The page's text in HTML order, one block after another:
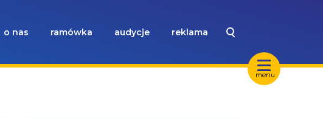
menu
o nas ramówka audycje reklama